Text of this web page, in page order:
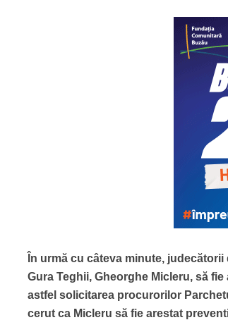
În urmă cu câteva minute,
Gura Teghii, Gheorghe Micleru, să
astfel solicitarea procurorilor
cerut ca Micleru să fie arestat